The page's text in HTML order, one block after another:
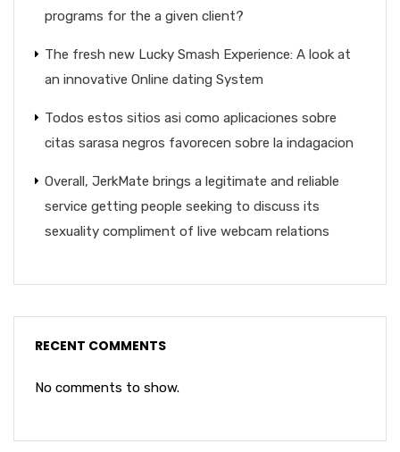
programs for the a given client?
The fresh new Lucky Smash Experience: A look at
an innovative Online dating System
Todos estos sitios asi­ como aplicaciones sobre
citas sarasa negros favorecen sobre la indagacion
Overall, JerkMate brings a legitimate and reliable
service getting people seeking to discuss its
sexuality compliment of live webcam relations
RECENT COMMENTS
No comments to show.